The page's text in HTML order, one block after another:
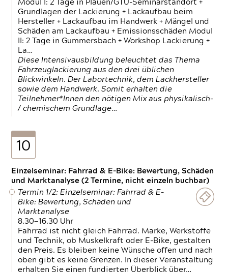
Modul I: 2 Tage in Plauen/GTÜ-Seminarstandort +
Grundlagen der Lackierung + Lackaufbau beim
Hersteller + Lackaufbau im Handwerk + Mängel und
Schäden am Lackaufbau + Emissionsschäden Modul
II: 2 Tage in Gummersbach + Workshop Lackierung +
La…
Diese Intensivausbildung beleuchtet das Thema
Fahrzeuglackierung aus den drei üblichen
Blickwinkeln. Der Labortechnik, dem Lackhersteller
sowie dem Handwerk. Somit erhalten die
Teilnehmer*Innen den nötigen Mix aus physikalisch-
/ chemischem Grundlage…
10
Einzelseminar: Fahrrad & E-Bike: Bewertung, Schäden
und Marktanalyse (2 Termine, nicht einzeln buchbar)
Termin 1/2: Einzelseminar: Fahrrad & E-
Bike: Bewertung, Schäden und
Marktanalyse
8.30—16.30 Uhr
Fahrrad ist nicht gleich Fahrrad. Marke, Werkstoffe
und Technik, ob Muskelkraft oder E-Bike, gestalten
den Preis. Es bleiben keine Wünsche offen und nach
oben gibt es keine Grenzen. In dieser Veranstaltung
erhalten Sie einen fundierten Überblick über…